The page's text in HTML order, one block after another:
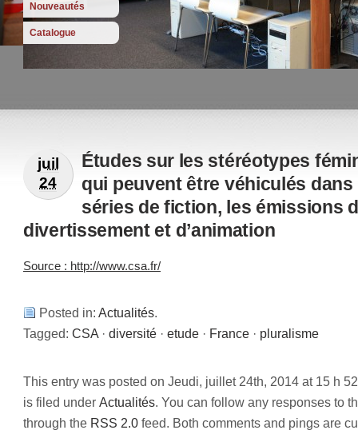
Nouveautés
Catalogue
juil
24
Études sur les stéréotypes
qui peuvent être véhiculés dans
séries de fiction, les émissions
divertissement et d’animation
Source : http://www.csa.fr/
Posted in: Actualités.
Tagged: CSA · diversité · etude · France · pluralisme
This entry was posted on Jeudi, juillet 24th, 2014 at 15 h
is filed under Actualités . You can follow any responses to
through the RSS 2.0 feed. Both comments and pings are